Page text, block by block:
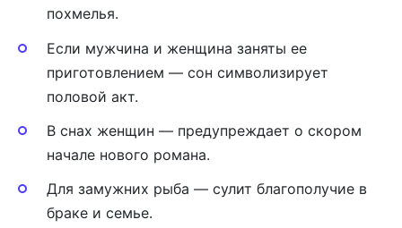
похмелья.
Если мужчина и женщина заняты ее
приготовлением — сон символизирует
половой акт.
В снах женщин — предупреждает о скором
начале нового романа.
Для замужних рыба — сулит благополучие в
браке и семье.